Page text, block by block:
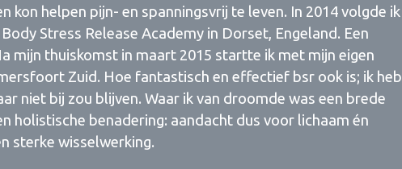
kon helpen pijn- en spanningsvrij te leven. In 2014 volgde ik
Stress Release Academy in Dorset, Engeland. Een
mijn thuiskomst in maart 2015 startte ik met mijn eigen
Zuid. Hoe fantastisch en effectief bsr ook is; ik heb
niet bij zou blijven. Waar ik van droomde was een brede
holistische benadering: aandacht dus voor lichaam én
sterke wisselwerking.